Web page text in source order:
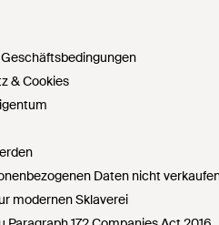
& Cookies
Daten nicht
modernen Sklaverei